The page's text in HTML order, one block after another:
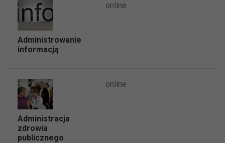
Administrowanie
informacją
online
Administracja
zdrowia
publicznego
online